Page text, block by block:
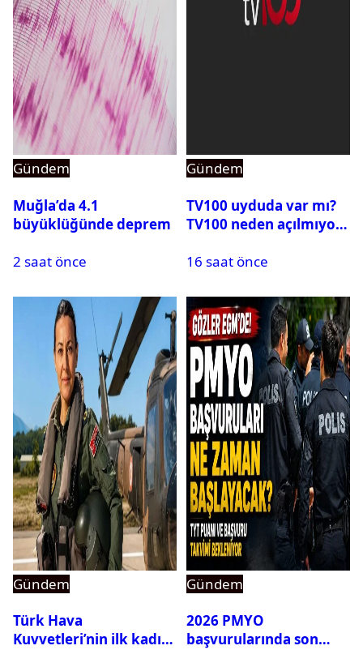
Gündem
Muğla’da 4.1
büyüklüğünde deprem
2 saat önce
Gündem
TV100 uyduda var mı?
TV100 neden açılmıyor?
16 saat önce
Gündem
Türk Hava
Kuvvetleri’nin ilk kadın
Gündem
2026 PMYO
başvurularında son